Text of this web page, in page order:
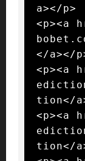
a></p>
<p><a
</a></
<p><a
tion</
<p><a
tion</